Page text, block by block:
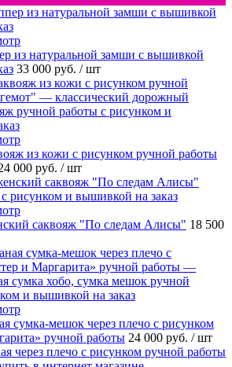
из натуральной замши с вышивкой
33 000 руб. / шт
из кожи с рисунком ручной работы
000 руб. / шт
саквояж "По следам Алисы" 18 500
сумка-мешок через плечо с рисунком
ручной работы 24 000 руб. / шт